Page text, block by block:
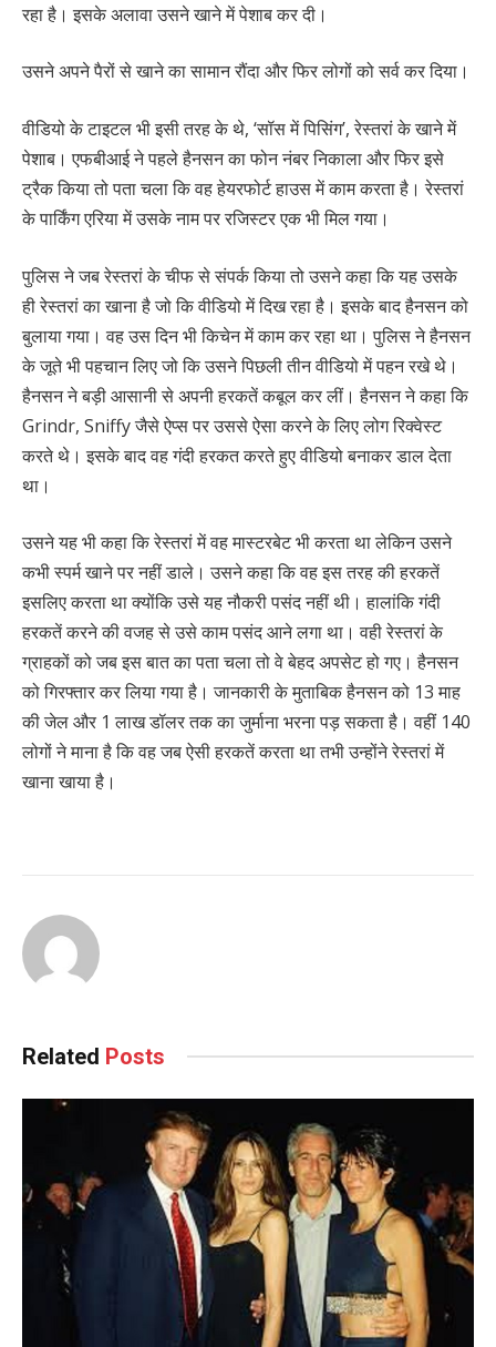
रहा है। इसके अलावा उसने खाने में पेशाब कर दी।
उसने अपने पैरों से खाने का सामान रौंदा और फिर लोगों को सर्व कर दिया।
वीडियो के टाइटल भी इसी तरह के थे, ‘सॉस में पिसिंग’, रेस्तरां के खाने में
पेशाब। एफबीआई ने पहले हैनसन का फोन नंबर निकाला और फिर इसे
ट्रैक किया तो पता चला कि वह हेयरफोर्ट हाउस में काम करता है। रेस्तरां
के पार्किंग एरिया में उसके नाम पर रजिस्टर एक भी मिल गया।
पुलिस ने जब रेस्तरां के चीफ से संपर्क किया तो उसने कहा कि यह उसके
ही रेस्तरां का खाना है जो कि वीडियो में दिख रहा है। इसके बाद हैनसन को
बुलाया गया। वह उस दिन भी किचेन में काम कर रहा था। पुलिस ने हैनसन
के जूते भी पहचान लिए जो कि उसने पिछली तीन वीडियो में पहन रखे थे।
हैनसन ने बड़ी आसानी से अपनी हरकतें कबूल कर लीं। हैनसन ने कहा कि
Grindr, Sniffy जैसे ऐप्स पर उससे ऐसा करने के लिए लोग रिक्वेस्ट
करते थे। इसके बाद वह गंदी हरकत करते हुए वीडियो बनाकर डाल देता
था।
उसने यह भी कहा कि रेस्तरां में वह मास्टरबेट भी करता था लेकिन उसने
कभी स्पर्म खाने पर नहीं डाले। उसने कहा कि वह इस तरह की हरकतें
इसलिए करता था क्योंकि उसे यह नौकरी पसंद नहीं थी। हालांकि गंदी
हरकतें करने की वजह से उसे काम पसंद आने लगा था। वही रेस्तरां के
ग्राहकों को जब इस बात का पता चला तो वे बेहद अपसेट हो गए। हैनसन
को गिरफ्तार कर लिया गया है। जानकारी के मुताबिक हैनसन को 13 माह
की जेल और 1 लाख डॉलर तक का जुर्माना भरना पड़ सकता है। वहीं 140
लोगों ने माना है कि वह जब ऐसी हरकतें करता था तभी उन्होंने रेस्तरां में
खाना खाया है।
Related Posts